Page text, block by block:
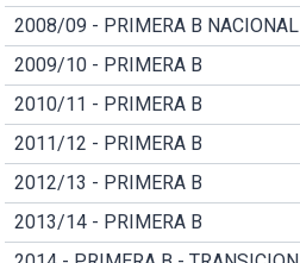
2008/09 - PRIMERA B NACIONAL
2009/10 - PRIMERA B
2010/11 - PRIMERA B
2011/12 - PRIMERA B
2012/13 - PRIMERA B
2013/14 - PRIMERA B